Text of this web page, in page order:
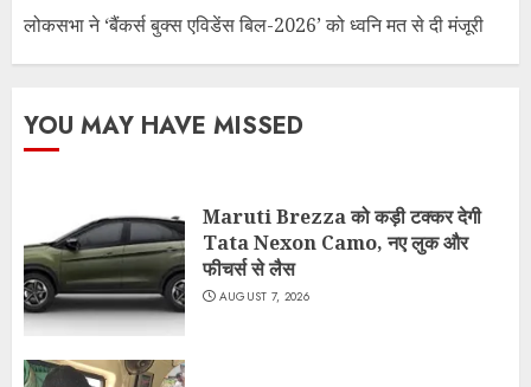
लोकसभा ने ‘बैंकर्स बुक्स एविडेंस बिल-2026’ को ध्वनि मत से दी मंजूरी
YOU MAY HAVE MISSED
Maruti Brezza को कड़ी टक्कर देगी
Tata Nexon Camo, नए लुक और
फीचर्स से लैस
AUGUST 7, 2026